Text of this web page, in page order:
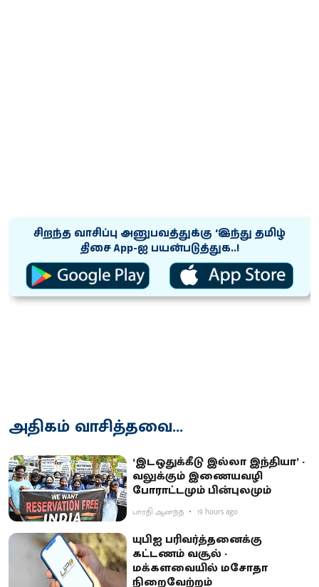
சிறந்த வாசிப்பு அனுபவத்துக்கு ‘இந்து தமிழ்
திசை App-ஐ பயன்படுத்துக..!
அதிகம் வாசித்தவை...
‘இடஒதுக்கீடு இல்லா இந்தியா’ -
வலுக்கும் இணையவழி
போராட்டமும் பின்புலமும்
பாரதி ஆனந்த் 19 hours ago
யுபிஐ பரிவர்த்தனைக்கு
கட்டணம் வசூல் -
மக்களவையில் மசோதா
நிறைவேற்றம்